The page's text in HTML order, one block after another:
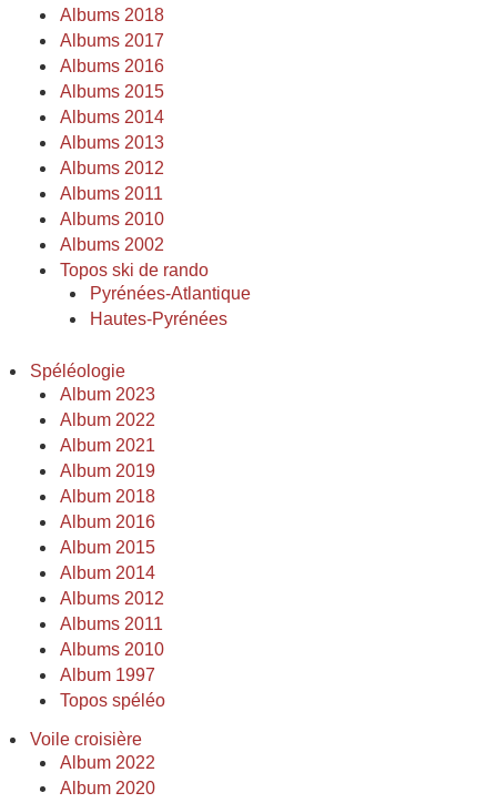
Albums 2018
Albums 2017
Albums 2016
Albums 2015
Albums 2014
Albums 2013
Albums 2012
Albums 2011
Albums 2010
Albums 2002
Topos ski de rando
Pyrénées-Atlantique
Hautes-Pyrénées
Spéléologie
Album 2023
Album 2022
Album 2021
Album 2019
Album 2018
Album 2016
Album 2015
Album 2014
Albums 2012
Albums 2011
Albums 2010
Album 1997
Topos spéléo
Voile croisière
Album 2022
Album 2020